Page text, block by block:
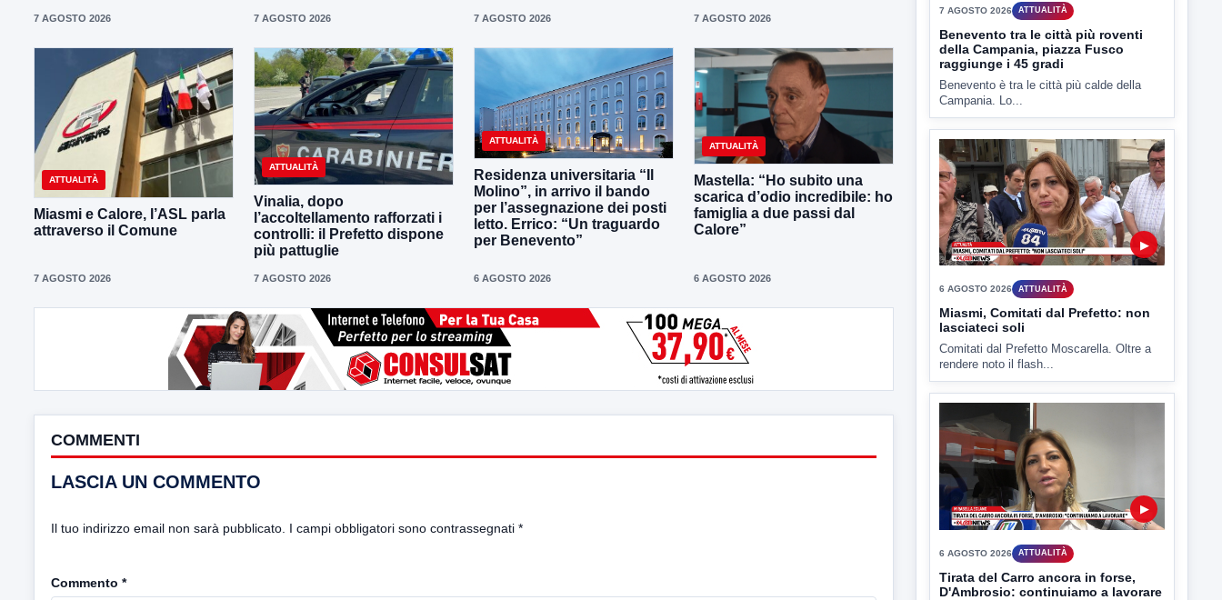
7 AGOSTO 2026 7 AGOSTO 2026 7 AGOSTO 2026 7 AGOSTO 2026
ATTUALITÀ
Miasmi e Calore, l’ASL parla
attraverso il Comune
7 AGOSTO 2026
ATTUALITÀ
Vinalia, dopo
l’accoltellamento rafforzati i
controlli: il Prefetto dispone
più pattuglie
7 AGOSTO 2026
ATTUALITÀ
Residenza universitaria “Il
Molino”, in arrivo il bando
per l’assegnazione dei posti
letto. Errico: “Un traguardo
per Benevento”
6 AGOSTO 2026
ATTUALITÀ
Mastella: “Ho subito una
scarica d’odio incredibile: ho
famiglia a due passi dal
Calore”
6 AGOSTO 2026
COMMENTI
LASCIA UN COMMENTO
Il tuo indirizzo email non sarà pubblicato. I campi obbligatori sono contrassegnati *
Commento *
7 AGOSTO 2026 ATTUALITÀ
Benevento tra le città più roventi
della Campania, piazza Fusco
raggiunge i 45 gradi
Benevento è tra le città più calde della
Campania. Lo...
▶
6 AGOSTO 2026 ATTUALITÀ
Miasmi, Comitati dal Prefetto: non
lasciateci soli
Comitati dal Prefetto Moscarella. Oltre a
rendere noto il flash...
▶
6 AGOSTO 2026 ATTUALITÀ
Tirata del Carro ancora in forse,
D'Ambrosio: continuiamo a lavorare